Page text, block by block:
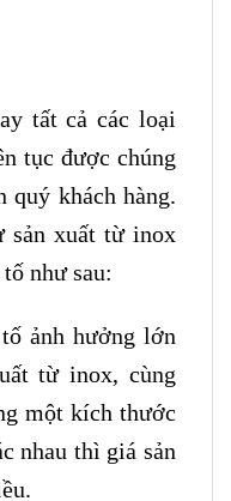
tất cả các loại
tục được chúng
quý khách hàng.
sản xuất từ inox
như sau:
ảnh hưởng lớn
từ inox, cùng
một kích thước
nhau thì giá sản